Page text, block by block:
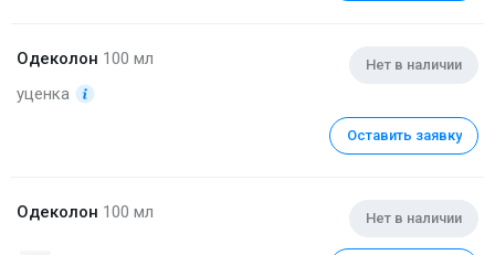
Одеколон 100 мл
уценка
Нет в наличии
Оставить заявку
Одеколон 100 мл Нет в наличии